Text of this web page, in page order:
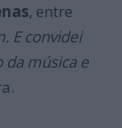
, entre
E convidei
música e